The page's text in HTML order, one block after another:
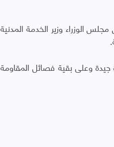
الوزراء وزير الخدمة المدنية
وعلى بقية فصائل المقاومة